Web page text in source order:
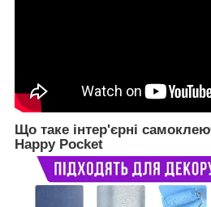
Що таке інтер'єрні
Happy Pocket